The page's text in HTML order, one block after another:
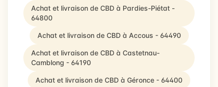
Achat et livraison de CBD à Pardies-Piétat -
64800
Achat et livraison de CBD à Accous - 64490
Achat et livraison de CBD à Castetnau-
Camblong - 64190
Achat et livraison de CBD à Géronce - 64400